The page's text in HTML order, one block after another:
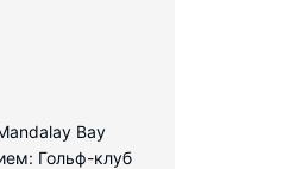
Bay
Гольф-клуб